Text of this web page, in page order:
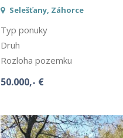
Selešťany, Záhorce
Typ ponuky
Druh
Rozloha pozemku
50.000,- €